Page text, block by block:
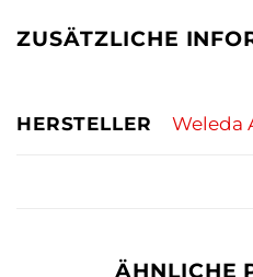
ZUSÄTZLICHE
HERSTELLER Weleda
ÄHNLICHE